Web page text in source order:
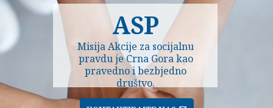
Misija Akcije za socijalnu
pravdu je Crna Gora kao
pravedno i bezbjedno
društvo.
ASP